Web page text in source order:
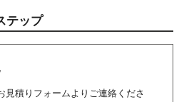
テップ
見積りフォームよりご連絡くださ